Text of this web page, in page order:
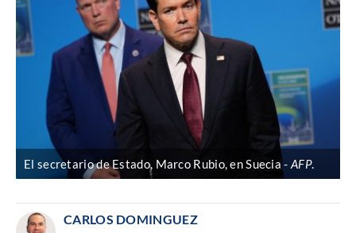
El secretario de Estado, Marco Rubio, en Suecia AFP.
CARLOS DOMINGUEZ